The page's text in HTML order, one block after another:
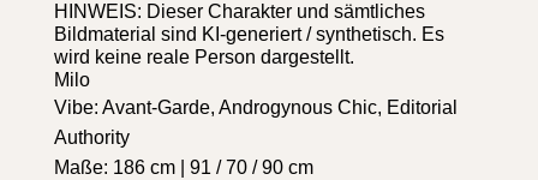
HINWEIS: Dieser Charakter und sämtliches
Bildmaterial sind KI-generiert / synthetisch. Es
wird keine reale Person dargestellt.
Milo
Vibe: Avant-Garde, Androgynous Chic, Editorial
Authority
Maße: 186 cm | 91 / 70 / 90 cm